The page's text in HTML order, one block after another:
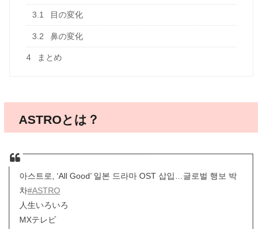
3.1 目の変化
3.2 鼻の変化
4 まとめ
ASTROとは？
아스트로, ‘All Good’ 일본 드라마 OST 삽입…글로벌 행보 박
차#ASTRO
人生いろいろ
MXテレビ